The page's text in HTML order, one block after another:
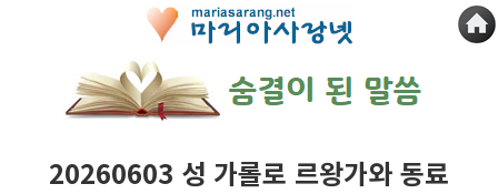
20260603 성 가롤로 르왕가와 동료